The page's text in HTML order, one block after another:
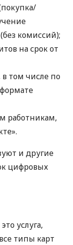
комиссий);
на срок от
том числе по
работникам,
и другие
цифровых
услуга,
типы карт